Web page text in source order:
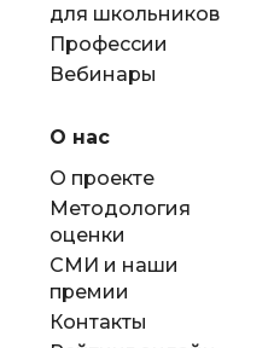
для школьников
Профессии
Вебинары
О нас
О проекте
Методология
оценки
СМИ и наши
премии
Контакты